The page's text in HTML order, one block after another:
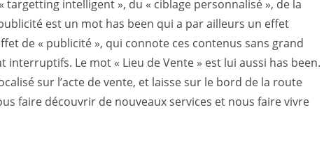
intelligent », du « ciblage personnalisé », de la
est un mot has been qui a par ailleurs un effet
de « publicité », qui connote ces contenus sans grand
interruptifs. Le mot « Lieu de Vente » est lui aussi has been.
sur l’acte de vente, et laisse sur le bord de la route
faire découvrir de nouveaux services et nous faire vivre